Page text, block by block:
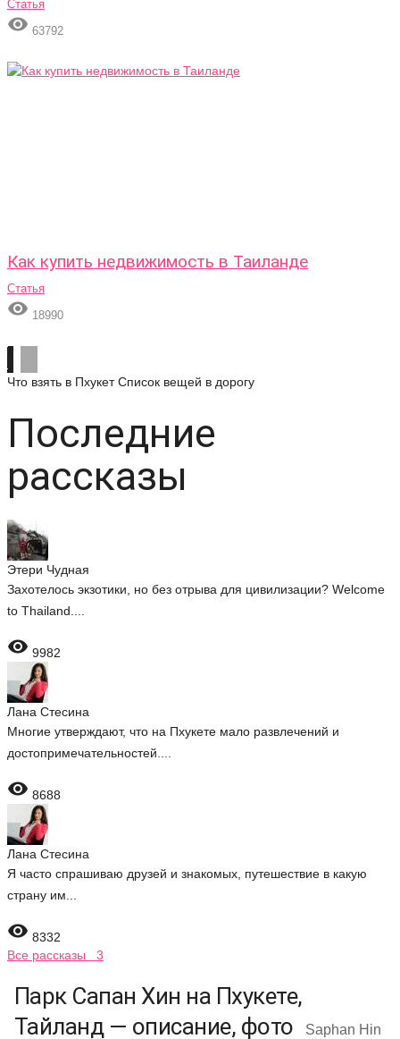
Статья
 63792
Как купить недвижимость в Таиланде
Статья
 18990
Что взять в Пхукет Список вещей в дорогу
Последние
рассказы
Этери Чудная
Захотелось экзотики, но без отрыва для цивилизации? Welcome
to Thailand....
 9982
Лана Стесина
Многие утверждают, что на Пхукете мало развлечений и
достопримечательностей....
 8688
Лана Стесина
Я часто спрашиваю друзей и знакомых, путешествие в какую
страну им...
 8332
Все рассказы 3
Парк Сапан Хин на Пхукете,
Тайланд — описание, фото
Saphan Hin